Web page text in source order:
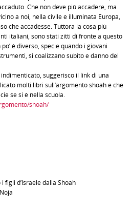
Che non deve più accadere, ma
a noi, nella civile e illuminata Europa,
che accadesse. Tuttora la cosa più
italiani, sono stati zitti di fronte a questo
è diverso, specie quando i giovani
si coalizzano subito e danno del
suggerisco il link di una
molti libri sull’argomento shoah e che
se si è nella scuola.
shoah/
figli d’Israele dalla Shoah